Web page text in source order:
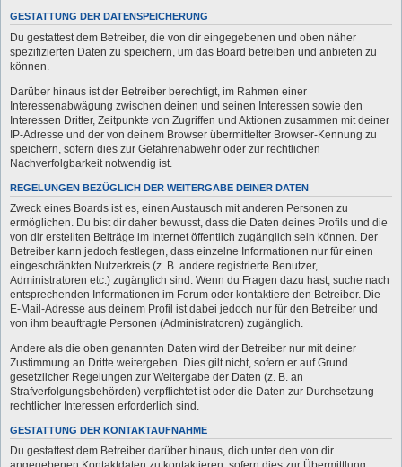
GESTATTUNG DER DATENSPEICHERUNG
Du gestattest dem Betreiber, die von dir eingegebenen und oben näher
spezifizierten Daten zu speichern, um das Board betreiben und anbieten zu
können.
Darüber hinaus ist der Betreiber berechtigt, im Rahmen einer
Interessenabwägung zwischen deinen und seinen Interessen sowie den
Interessen Dritter, Zeitpunkte von Zugriffen und Aktionen zusammen mit deiner
IP-Adresse und der von deinem Browser übermittelter Browser-Kennung zu
speichern, sofern dies zur Gefahrenabwehr oder zur rechtlichen
Nachverfolgbarkeit notwendig ist.
REGELUNGEN BEZÜGLICH DER WEITERGABE DEINER DATEN
Zweck eines Boards ist es, einen Austausch mit anderen Personen zu
ermöglichen. Du bist dir daher bewusst, dass die Daten deines Profils und die
von dir erstellten Beiträge im Internet öffentlich zugänglich sein können. Der
Betreiber kann jedoch festlegen, dass einzelne Informationen nur für einen
eingeschränkten Nutzerkreis (z. B. andere registrierte Benutzer,
Administratoren etc.) zugänglich sind. Wenn du Fragen dazu hast, suche nach
entsprechenden Informationen im Forum oder kontaktiere den Betreiber. Die
E-Mail-Adresse aus deinem Profil ist dabei jedoch nur für den Betreiber und
von ihm beauftragte Personen (Administratoren) zugänglich.
Andere als die oben genannten Daten wird der Betreiber nur mit deiner
Zustimmung an Dritte weitergeben. Dies gilt nicht, sofern er auf Grund
gesetzlicher Regelungen zur Weitergabe der Daten (z. B. an
Strafverfolgungsbehörden) verpflichtet ist oder die Daten zur Durchsetzung
rechtlicher Interessen erforderlich sind.
GESTATTUNG DER KONTAKTAUFNAHME
Du gestattest dem Betreiber darüber hinaus, dich unter den von dir